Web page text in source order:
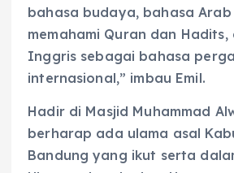
bahasa budaya, bahasa
memahami Quran dan
Inggris sebagai bahasa
internasional,” imbau Emil.
Hadir di Masjid Muhammad
berharap ada ulama asal
Bandung yang ikut serta